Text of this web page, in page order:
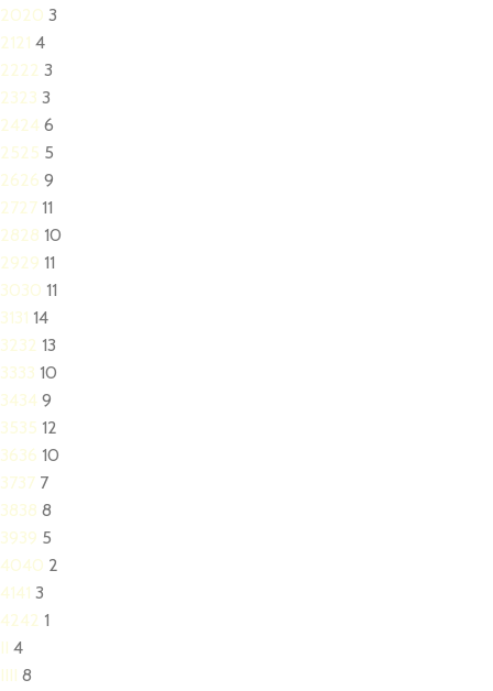
2020 3
2121 4
2222 3
2323 3
2424 6
2525 5
2626 9
2727 11
2828 10
2929 11
3030 11
3131 14
3232 13
3333 10
3434 9
3535 12
3636 10
3737 7
3838 8
3939 5
4040 2
4141 3
4242 1
II 4
IIII 8